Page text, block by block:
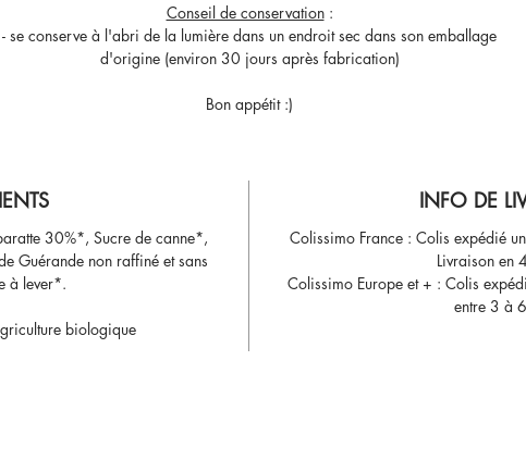
Conseil de conservation:
- se conserve à l'abri de la lumière dans un endroit sec dans son emballage
d'origine (environ 30 jours après fabrication)
Bon appétit :)
30%*, Sucre de canne*,
Guérande non raffiné et sans
à lever*.
biologique
INFO DE
Colissimo France : Colis expédié
Livraison en
Colissimo Europe et + : Colis
entre 3 à